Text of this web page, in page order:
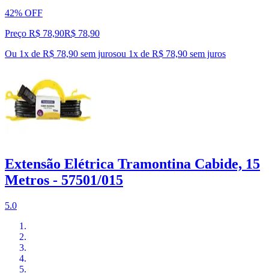
42% OFF
Preço R$ 78,90R$ 78,90
Ou 1x de R$ 78,90 sem jurosou 1x de R$ 78,90 sem juros
Extensão Elétrica Tramontina Cabide, 15
Metros - 57501/015
5.0